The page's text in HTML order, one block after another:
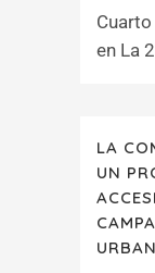
Cuarto
en La
LA
UN